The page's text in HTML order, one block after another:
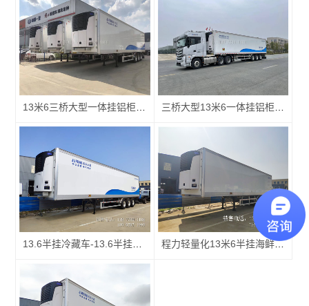
13米6三桥大型一体挂铝柜半挂冷藏车厂家报价配置图片 三桥大型13米6一体挂铝柜半挂冷藏车厂家价格配置图片
程力轻量化13米6半挂海鲜冷藏车厂家价格配置